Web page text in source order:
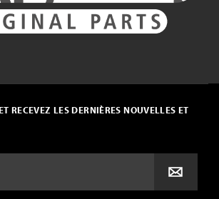
RECEVEZ LES DERNIÈRES NOUVELLES ET